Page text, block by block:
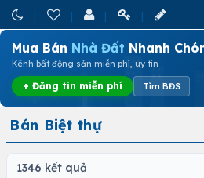
Mua Bán Nhà Đất Nhanh
Kênh bất động sản miễn phí, uy tín
+ Đăng tin miễn phí Tìm BĐS
Bán Biệt thự
1346 kết quả